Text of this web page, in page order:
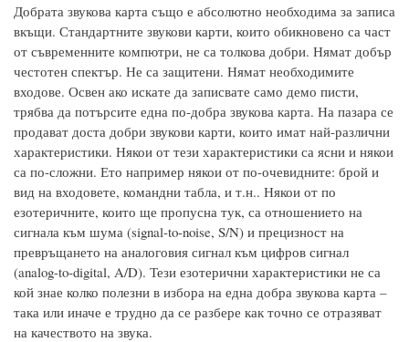
Добрата звукова карта също е абсолютно необходима за записа
вкъщи. Стандартните звукови карти, които обикновено са част
от съвременните компютри, не са толкова добри. Нямат добър
честотен спектър. Не са защитени. Нямат необходимите
входове. Освен ако искате да записвате само демо писти,
трябва да потърсите една по-добра звукова карта. На пазара се
продават доста добри звукови карти, които имат най-различни
характеристики. Някои от тези характеристики са ясни и някои
са по-сложни. Ето например някои от по-очевидните: брой и
вид на входовете, командни табла, и т.н.. Някои от по
езотеричните, които ще пропусна тук, са отношението на
сигнала към шума (signal-to-noise, S/N) и прецизност на
превръщането на аналоговия сигнал към цифров сигнал
(analog-to-digital, A/D). Тези езотерични характеристики не са
кой знае колко полезни в избора на една добра звукова карта –
така или иначе е трудно да се разбере как точно се отразяват
на качеството на звука.